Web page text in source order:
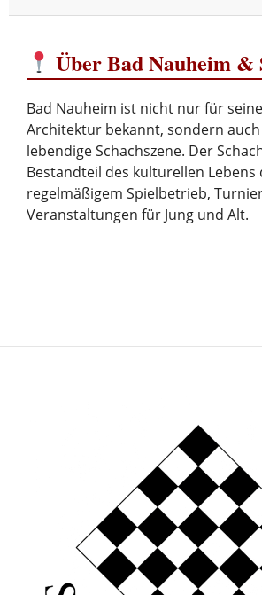
Über Bad Nauheim &
Bad Nauheim ist nicht nur für
Architektur bekannt, sondern
lebendige Schachszene. Der
Bestandteil des kulturellen Lebens
regelmäßigem Spielbetrieb,
Veranstaltungen für Jung und Alt.